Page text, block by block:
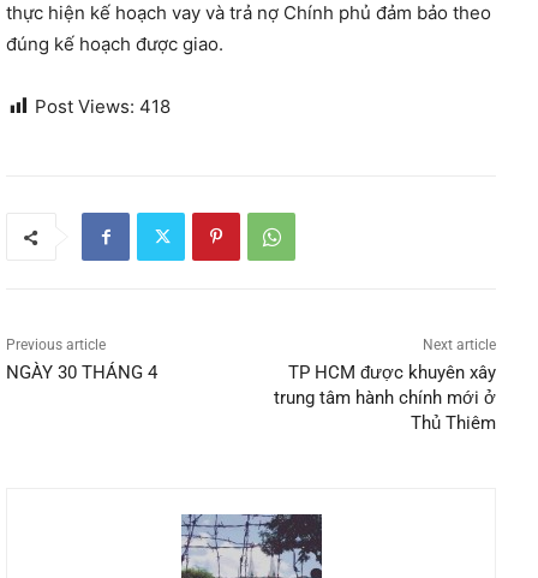
thực hiện kế hoạch vay và trả nợ Chính phủ đảm bảo theo
đúng kế hoạch được giao.
Post Views: 418
Previous article
NGÀY 30 THÁNG 4
Next article
TP HCM được khuyên xây
trung tâm hành chính mới ở
Thủ Thiêm